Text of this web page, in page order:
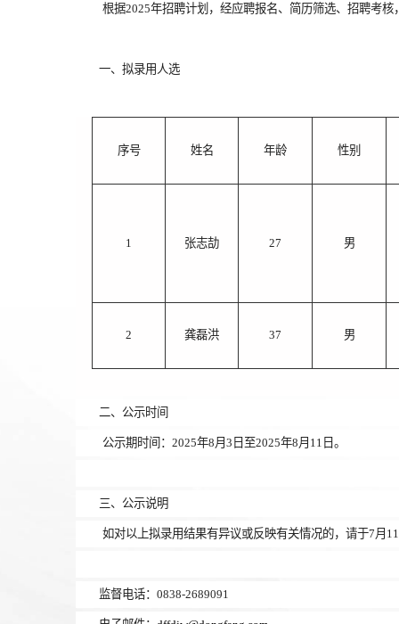
根据2025年招聘计划，经应聘报名、简历筛选、招聘考核
一、拟录用人选
序号 姓名 年龄 性别
1 张志劼 27 男
2 龚磊洪 37 男
二、公示时间
公示期时间： 2025年8月3日至2025年8月11日 。
三、公示说明
如对以上拟录用结果有异议或反映有关情况的，请于7月11
监督电话：0838-2689091